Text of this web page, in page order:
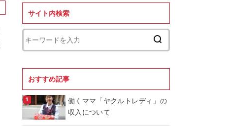
サイト内検索
おすすめ記事
働くママ「ヤクルトレディ」の
収入について